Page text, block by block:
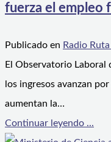
fuerza el empleo
Publicado en Radio
El Observatorio Laboral
los ingresos avanzan
aumentan la…
Continuar leyendo ...